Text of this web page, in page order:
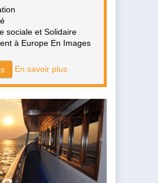
sociale et Solidaire
à Europe En Images
En savoir plus